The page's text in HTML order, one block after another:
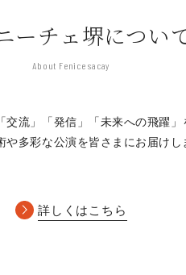
ーチェ堺につい
About Fenice sacay
流」「発信」
「未来への飛躍」
や多彩な公演を皆さまにお届けし
詳しくはこちら